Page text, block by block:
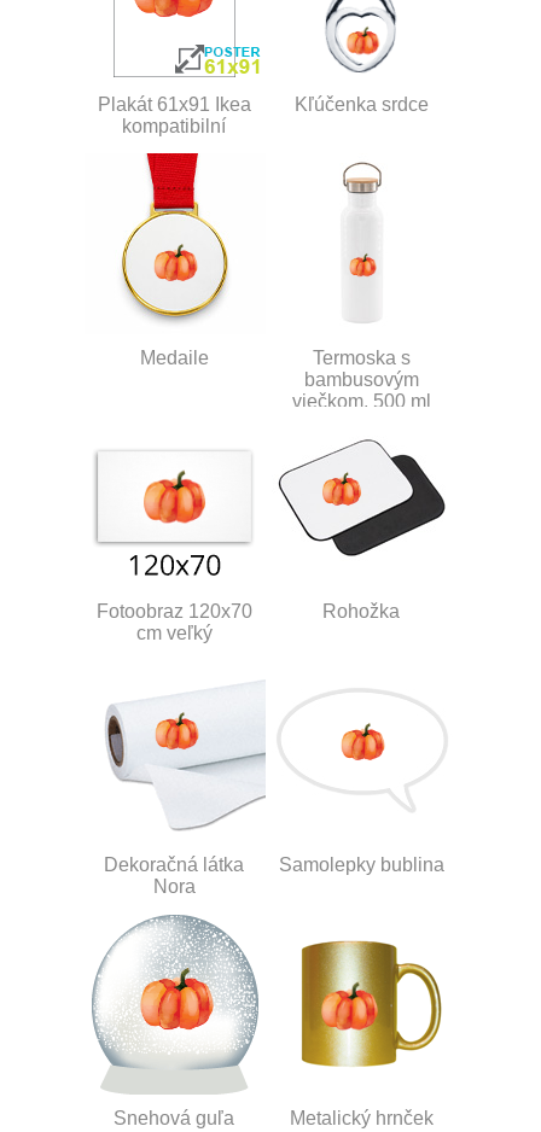
Plakát 61x91 Ikea
kompatibilní
Kľúčenka srdce
Medaile
Termoska s
bambusovým
viečkom, 500 ml
Fotoobraz 120x70
cm veľký
Rohožka
Dekoračná látka
Nora
Samolepky bublina
Snehová guľa Metalický hrnček